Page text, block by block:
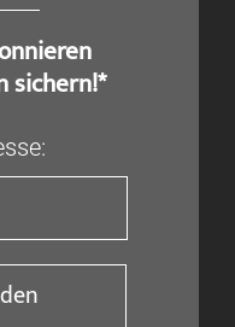
sichern!*